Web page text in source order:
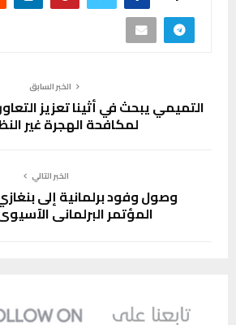
الخبر السابق
التميمي يبحث في أثينا تعزيز
لمكافحة الهجرة غير
الخبر التالي
وصول وفود برلمانية إلى
المؤتمر البرلماني